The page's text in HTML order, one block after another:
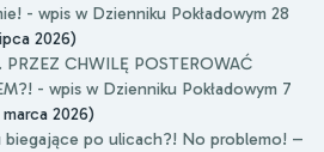
- wpis w Dzienniku Pokładowym 28
2026)
PRZEZ CHWILĘ POSTEROWAĆ
- wpis w Dzienniku Pokładowym 7
2026)
biegające po ulicach?! No problemo! –